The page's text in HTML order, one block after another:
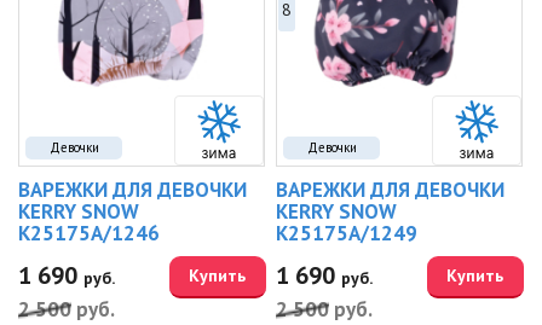
Девочки
ВАРЕЖКИ ДЛЯ ДЕВОЧКИ
KERRY SNOW
K25175A/1246
1 690 руб.
2 500 руб.
Купить
Девочки
8
ВАРЕЖКИ ДЛЯ ДЕВОЧКИ
KERRY SNOW
K25175A/1249
1 690 руб.
2 500 руб.
Купить